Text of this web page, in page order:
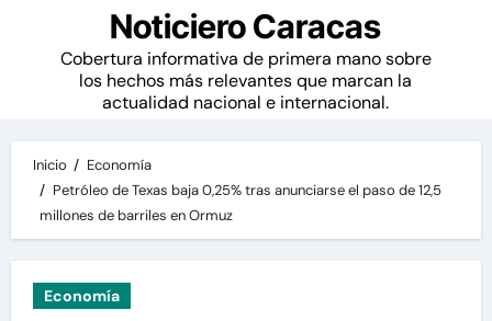
Noticiero Caracas
Cobertura informativa de primera mano sobre
los hechos más relevantes que marcan la
actualidad nacional e internacional.
Inicio
Economía
Petróleo de Texas baja 0,25% tras anunciarse el paso de 12,5
millones de barriles en Ormuz
Economía